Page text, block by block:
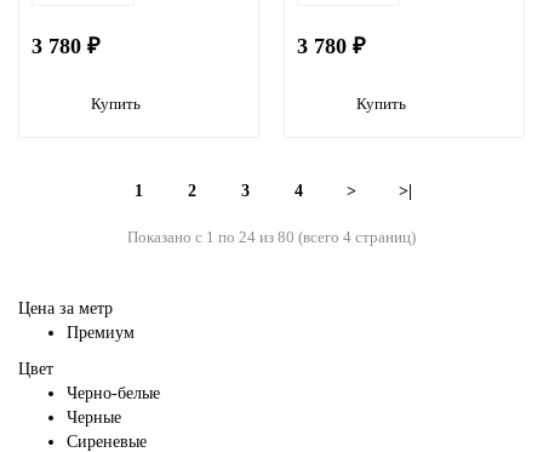
3 780 ₽
Купить
3 780 ₽
Купить
1 2 3 4 > >|
Показано с 1 по 24 из 80 (всего 4 страниц)
Цена за метр
Премиум
Цвет
Черно-белые
Черные
Сиреневые